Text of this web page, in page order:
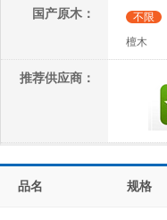
国产原木： 不限
檀木
推荐供应商：
品名 规格